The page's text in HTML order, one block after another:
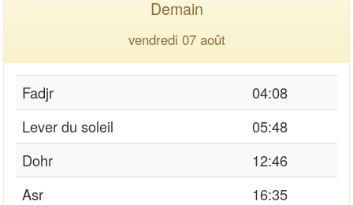
Demain
vendredi 07 août
Fadjr
04:08
Lever du soleil
05:48
Dohr
12:46
Asr
16:35